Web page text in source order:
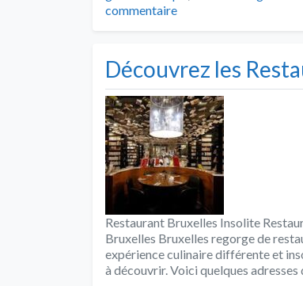
commentaire
Découvrez les
Restaurant Bruxelles Insolite
Bruxelles Bruxelles regorge de
expérience culinaire différente et
à découvrir. Voici quelques